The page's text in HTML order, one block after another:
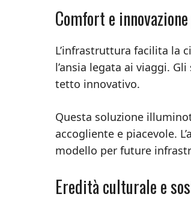
Comfort e
L’infrastruttura facilita la
l’ansia legata ai viaggi.
tetto innovativo.
Questa soluzione
accogliente e piacevole.
modello per future
Eredità culturale e